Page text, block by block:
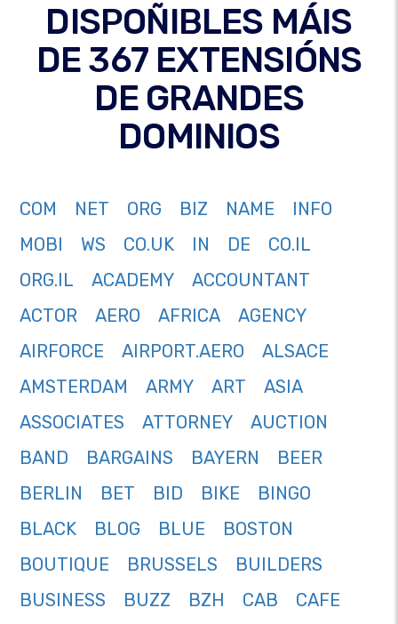
DISPOÑIBLES MÁIS
DE 367 EXTENSIÓNS
DE GRANDES
DOMINIOS
COM NET ORG BIZ NAME
INFO
MOBI
WS CO.UK IN DE
CO.IL
ORG.IL
ACADEMY
ACCOUNTANT
ACTOR
AERO AFRICA
AGENCY
AIRFORCE
AIRPORT.AERO
ALSACE
AMSTERDAM
ARMY ART
ASIA
ASSOCIATES
ATTORNEY
AUCTION
BAND
BARGAINS BAYERN
BEER
BERLIN
BET BID BIKE
BINGO
BLACK
BLOG BLUE
BOSTON
BOUTIQUE
BRUSSELS
BUILDERS
BUSINESS
BUZZ BZH CAB
CAFE